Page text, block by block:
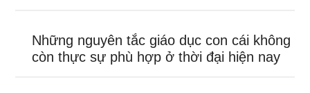
Những nguyên tắc giáo dục con cái không
còn thực sự phù hợp ở thời đại hiện nay